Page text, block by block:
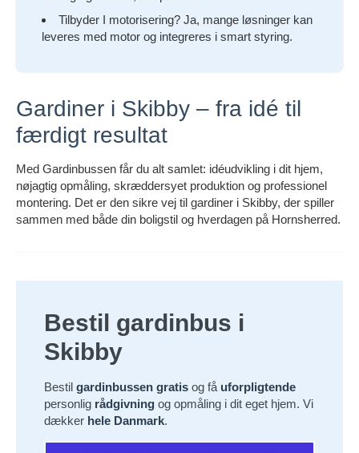
Tilbyder I motorisering? Ja, mange løsninger kan
leveres med motor og integreres i smart styring.
Gardiner i Skibby – fra idé til
færdigt resultat
Med Gardinbussen får du alt samlet: idéudvikling i dit hjem,
nøjagtig opmåling, skræddersyet produktion og professionel
montering. Det er den sikre vej til gardiner i Skibby, der spiller
sammen med både din boligstil og hverdagen på Hornsherred.
Bestil gardinbus i
Skibby
Bestil gardinbussen gratis og få uforpligtende
personlig rådgivning og opmåling i dit eget hjem. Vi
dækker hele Danmark.